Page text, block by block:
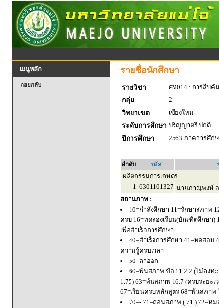
เมนูหลัก
ถอยกลับ
รายชื่อนักศึกษา
รายวิชา
ศท014 : การสืบค้
กลุ่ม
2
วิทยาเขต
เชียงใหม่
ระดับการศึกษา ปริญญาตรี ปกติ
ปีการศึกษา
2563 ภาคการศึก
ลำดับ
รหัส
ผลิตกรรมการเกษตร
1 6301101327 นายภาณุพงษ์
สถานภาพ :
10=กำลังศึกษา 11=รักษาสภาพ
ครบ 16=ทดลองเรียน(บัณฑิตศึกษา)
เพื่อสำเร็จการศึกษา
40=สำเร็จการศึกษา 41=ทดสอบ
ความรู้ครบเวลา
50=ลาออก
60=พ้นสภาพ ข้อ 11.2.2 (ไม่ลงท
1.75) 63=พ้นสภาพ 16.7 (ครบระยะ
67=เรียนครบหลักสูตร 68=พ้นสภา
70=- 71=ถอนสภาพ ( 71 ) 72=